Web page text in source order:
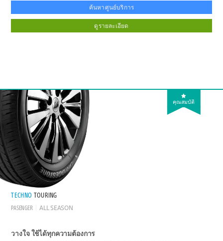
ค้นหาศูนย์บริการ
ดูรายละเอียด
คุณสมบัติ
TECHNO TOURING
PASENGER ALL SEASON
วางใจ ใช้ได้ทุกความต้องการ